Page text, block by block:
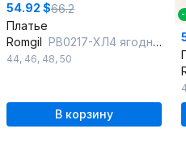
54.92 $66.2
Платье
Romgil РВ0217-ХЛ4 ягодный_крем
44, 46, 48, 50
В корзину
-